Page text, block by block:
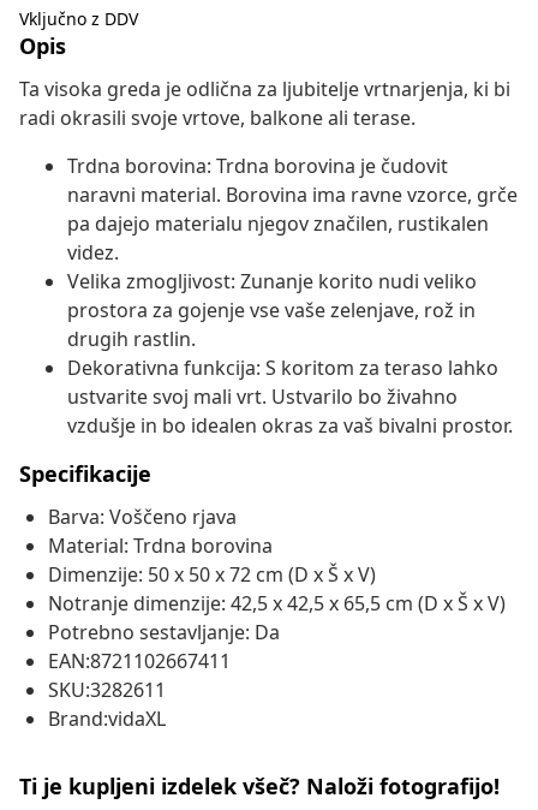
Vključno z DDV
Opis
Ta visoka greda je odlična za ljubitelje vrtnarjenja, ki bi
radi okrasili svoje vrtove, balkone ali terase.
Trdna borovina: Trdna borovina je čudovit
naravni material. Borovina ima ravne vzorce, grče
pa dajejo materialu njegov značilen, rustikalen
videz.
Velika zmogljivost: Zunanje korito nudi veliko
prostora za gojenje vse vaše zelenjave, rož in
drugih rastlin.
Dekorativna funkcija: S koritom za teraso lahko
ustvarite svoj mali vrt. Ustvarilo bo živahno
vzdušje in bo idealen okras za vaš bivalni prostor.
Specifikacije
Barva: Voščeno rjava
Material: Trdna borovina
Dimenzije: 50 x 50 x 72 cm (D x Š x V)
Notranje dimenzije: 42,5 x 42,5 x 65,5 cm (D x Š x V)
Potrebno sestavljanje: Da
EAN:8721102667411
SKU:3282611
Brand:vidaXL
Ti je kupljeni izdelek všeč? Naloži fotografijo!